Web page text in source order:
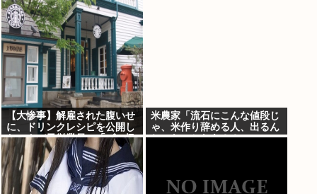
【大惨事】解雇された腹いせ
に、ドリンクレシピを公開し
たスタバ元従業員 「ゴミ扱
いするからこうなるwww」
⇒！
米農家「流石にこんな値段じ
ゃ、米作り辞める人、出るん
じゃないかなあ？？」